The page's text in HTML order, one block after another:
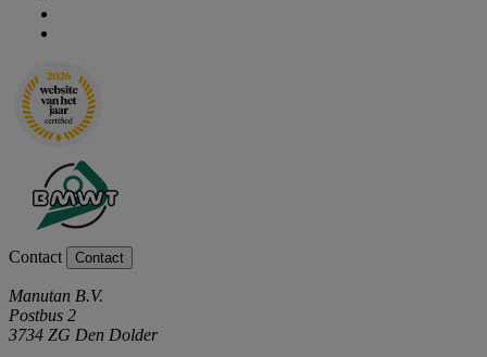
Contact Contact
Manutan B.V.
Postbus 2
3734 ZG Den Dolder